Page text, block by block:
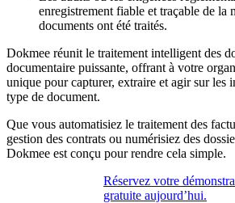
enregistrement fiable et traçable de la
documents ont été traités.
Dokmee réunit le traitement intelligent des
documentaire puissante, offrant à votre
unique pour capturer, extraire et agir sur les
type de document.
Que vous automatisiez le traitement des
gestion des contrats ou numérisiez des
Dokmee est conçu pour rendre cela simple.
Réservez votre
gratuite aujourd’hui.